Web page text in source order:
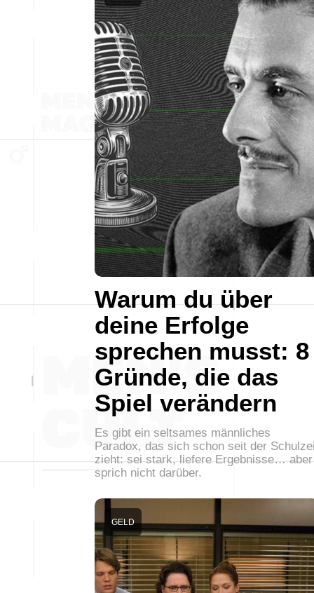
Warum du über
deine Erfolge
sprechen musst: 8
Gründe, die das
Spiel verändern
Es gibt ein seltsames männliches
Paradox, das sich schon seit der
zieht: sei stark, liefere Ergebnisse… aber
sprich nicht darüber.
GELD